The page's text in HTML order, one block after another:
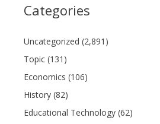
Categories
Uncategorized (2,891)
Topic (131)
Economics (106)
History (82)
Educational Technology (62)